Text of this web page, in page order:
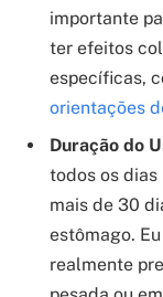
importante
ter efeitos
específicas,
orientações
Duração do
todos os dias
mais de 30
estômago.
realmente